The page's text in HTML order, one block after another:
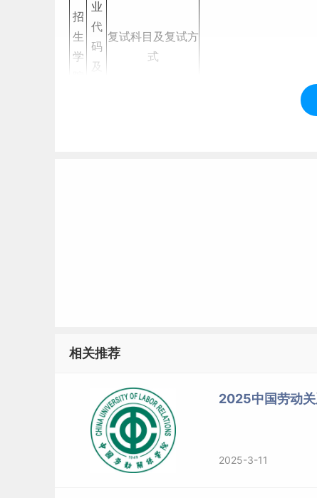
招
生
学
业
代
码
及
复试科目及复试方
式
传
闻
播
试，60分）+非虚
0分）
125
思想政治理论素养，
相关推荐
2025中国劳动
2025-3-11